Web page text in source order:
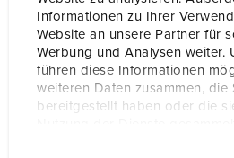
Informationen zu Ihrer
Website an unsere Partner für
Werbung und Analysen weiter.
führen diese Informationen
weiteren Daten zusammen, die
bereitgestellt haben oder die
Especificações técnicas
Caixas vazias Cepex,